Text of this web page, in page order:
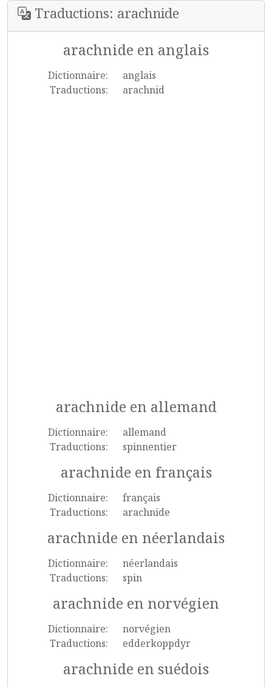
Traductions: arachnide
arachnide en anglais
Dictionnaire:
anglais
Traductions:
arachnid
arachnide en allemand
Dictionnaire:
allemand
Traductions:
spinnentier
arachnide en français
Dictionnaire:
français
Traductions:
arachnide
arachnide en néerlandais
Dictionnaire:
néerlandais
Traductions:
spin
arachnide en norvégien
Dictionnaire:
norvégien
Traductions:
edderkoppdyr
arachnide en suédois